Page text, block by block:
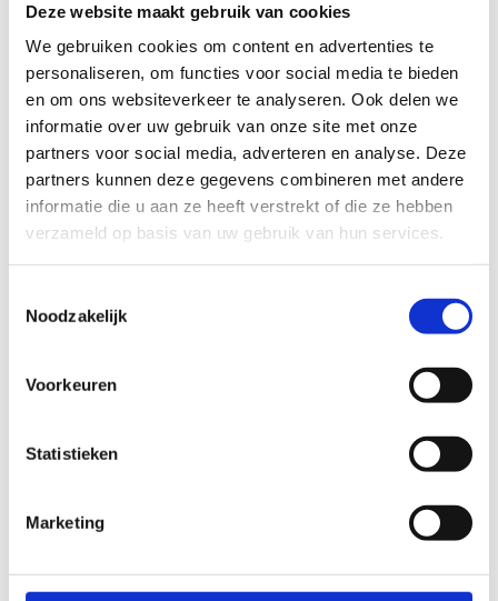
Deze website maakt gebruik van cookies
We gebruiken cookies om content en advertenties te
personaliseren, om functies voor social media te bieden
en om ons websiteverkeer te analyseren. Ook delen we
informatie over uw gebruik van onze site met onze
partners voor social media, adverteren en analyse. Deze
partners kunnen deze gegevens combineren met andere
informatie die u aan ze heeft verstrekt of die ze hebben
verzameld op basis van uw gebruik van hun services.
Noodzakelijk
Voorkeuren
Statistieken
Marketing
slecht goed
FYSIEKE INSPANNING
licht zwaar
TECHNISCHE MOEILIJKHEIDSGRAAD
TIP:ontbrekende signalisatie kan je melden via het
STAAT VAN PARCOURS(ONDERGROND, BEGROEIING, ONDERHOUD)